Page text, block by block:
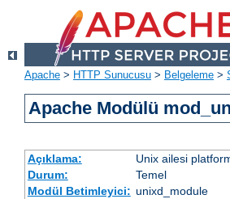
Apache > HTTP Sunucusu > Belgeleme >
Apache Modülü
Açıklama:
Unix ailesi
Durum:
Temel
Modül Betimleyici: unixd_module